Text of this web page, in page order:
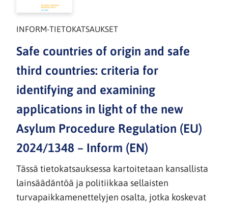
INFORM-TIETOKATSAUKSET
Safe countries of origin and safe
third countries: criteria for
identifying and examining
applications in light of the new
Asylum Procedure Regulation (EU)
2024/1348 – Inform (EN)
Tässä tietokatsauksessa kartoitetaan kansallista
lainsäädäntöä ja politiikkaa sellaisten
turvapaikkamenettelyjen osalta, jotka koskevat